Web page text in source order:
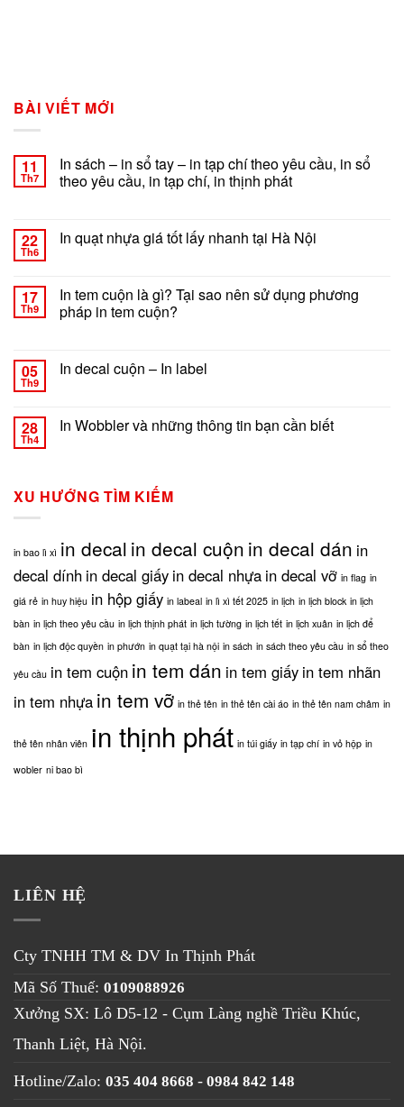
BÀI VIẾT MỚI
11
Th7
In sách – in sổ tay – in tạp chí theo yêu cầu, in sổ
theo yêu cầu, in tạp chí, in thịnh phát
sách
–
tay
–
theo
sổ
thịnh
phát
22
Th6
In quạt nhựa giá tốt lấy nhanh tại Hà Nội
quạt
nhựa
giá
nhanh
17
Th9
In tem cuộn là gì? Tại sao nên sử dụng phương
pháp in tem cuộn?
tem
cuộn
Tại
sao
tem
cuộn?
05
Th9
In decal cuộn – In label
decal
cuộn
28
Th4
In Wobbler và những thông tin bạn cần biết
bạn
cần
biết
XU HƯỚNG TÌM KIẾM
in bao lì xì in decal in decal cuộn in decal dán in
decal dính in decal giấy in decal nhựa in decal vỡ in flag in
giá rẻ in huy hiệu in hộp giấy in labeal in lì xì tết 2025 in lịch in lịch block in lịch
bàn in lịch theo yêu cầu in lịch thịnh phát in lịch tường in lịch tết in lịch xuân in lịch để
bàn in lịch độc quyền in phướn in quạt tại hà nội in sách in sách theo yêu cầu in sổ theo
yêu cầu in tem cuộn in tem dán in tem giấy in tem nhãn
in tem nhựa in tem vỡ in thẻ tên in thẻ tên cài áo in thẻ tên nam châm in
thẻ tên nhân viên in thịnh phát in túi giấy in tạp chí in vỏ hộp in
wobler ni bao bì
LIÊN HỆ
Cty TNHH TM & DV In Thịnh Phát
Mã Số Thuế: 0109088926
Xưởng SX: Lô D5-12 - Cụm Làng nghề Triều Khúc,
Thanh Liệt, Hà Nội.
Hotline/Zalo: 035 404 8668 - 0984 842 148